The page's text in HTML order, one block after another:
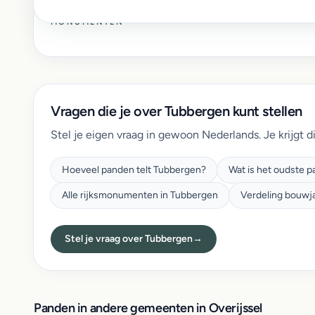
MONUMENTEN
Vragen die je over Tubbergen kunt stellen
Stel je eigen vraag in gewoon Nederlands. Je krijgt
Hoeveel panden telt Tubbergen? Wat is het oudste
Alle rijksmonumenten in Tubbergen Verdeling
Stel je vraag over Tubbergen→
Panden in andere gemeenten in Overijssel